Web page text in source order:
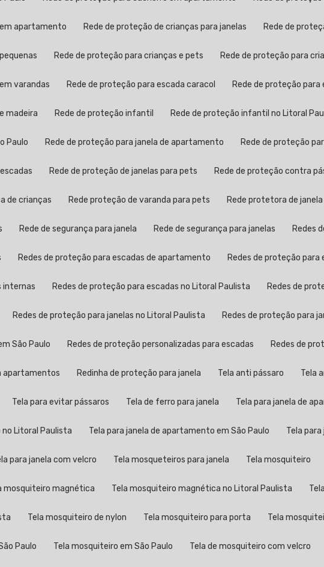
em apartamento Rede de proteção de crianças para janelas Rede de
Rede de proteção para crianças e pets Rede de proteção para
varandas Rede de proteção para escada caracol Rede de proteção
madeira Rede de proteção infantil Rede de proteção infantil no Litoral
Paulo Rede de proteção para janela de apartamento Rede de proteção
Rede de proteção de janelas para pets Rede de proteção contra
de crianças Rede proteção de varanda para pets Rede protetora de janela
Rede de segurança para janela Rede de segurança para janelas Redes
Redes de proteção para escadas de apartamento Redes de proteção para
internas Redes de proteção para escadas no Litoral Paulista Redes de
Redes de proteção para janelas no Litoral Paulista Redes de proteção para
São Paulo Redes de proteção personalizadas para escadas Redes de
apartamentos Redinha de proteção para janela Tela anti pássaro Tela
Tela para evitar pássaros Tela de ferro para janela Tela para janela de
no Litoral Paulista Tela para janela de apartamento em São Paulo Tela
para janela com velcro Tela mosqueteiros para janela Tela mosquiteiro
mosquiteiro magnética Tela mosquiteiro magnética no Litoral Paulista
Tela mosquiteiro de nylon Tela mosquiteiro para porta Tela
Paulo Tela mosquiteiro em São Paulo Tela de mosquiteiro com velcro